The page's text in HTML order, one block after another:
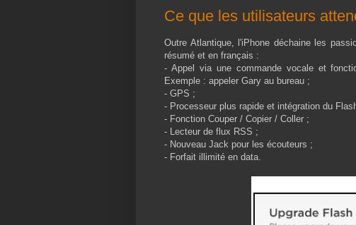
Ce que les utilisateurs
Outre Atlantique, l'iPhone déchaine les
résumé et en français :
- Appel via une commande vocale et
Exemple : appeler Gary au bureau ;
- GPS ;
- Processeur plus rapide et intégration du
- Fonction Couper / Copier / Coller ;
- Lecteur de flux RSS ;
- Nouveau Jack pour les écouteurs ;
- Forfait illimité en data.